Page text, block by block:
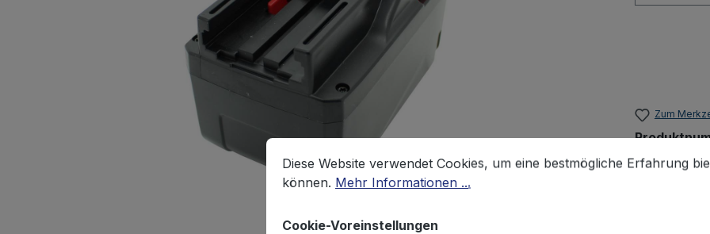
Zum
Gewicht:
Cookie-Voreinstellungen
Diese Website verwendet Cookies, um eine bestmögliche Erfahrung
Diese Website verwendet Cookies, um eine bestmögliche Erfahrung
können. Mehr Informationen ...
Cookie-Voreinstellungen